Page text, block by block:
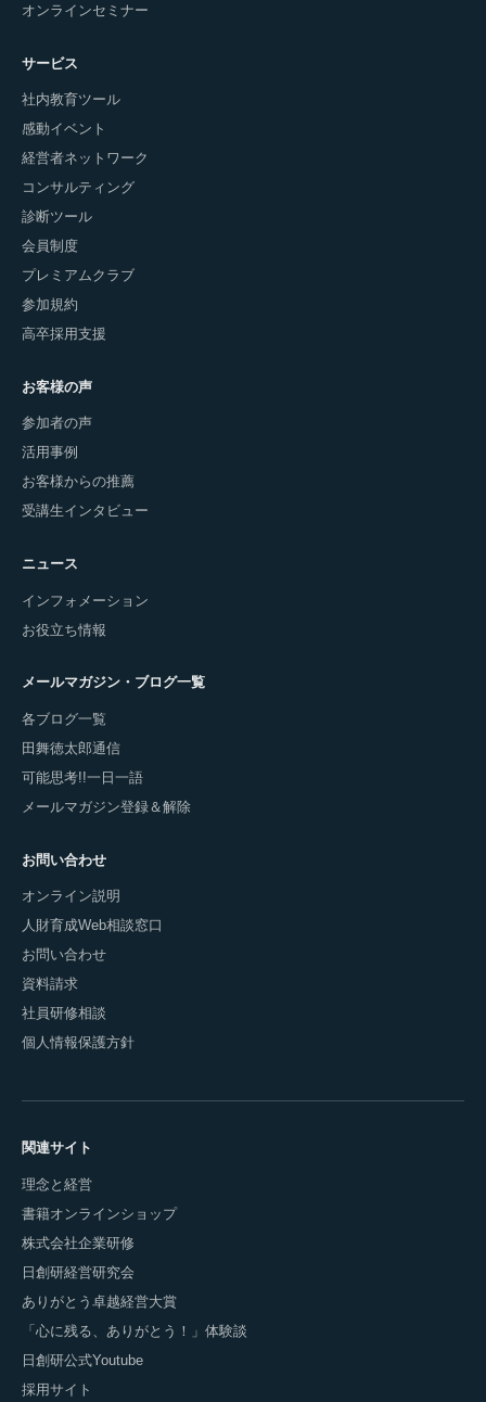
オンラインセミナー
サービス
社内教育ツール
感動イベント
経営者ネットワーク
コンサルティング
診断ツール
会員制度
プレミアムクラブ
参加規約
高卒採用支援
お客様の声
参加者の声
活用事例
お客様からの推薦
受講生インタビュー
ニュース
インフォメーション
お役立ち情報
メールマガジン・ブログ一覧
各ブログ一覧
田舞徳太郎通信
可能思考!!一日一語
メールマガジン登録＆解除
お問い合わせ
オンライン説明
人財育成Web相談窓口
お問い合わせ
資料請求
社員研修相談
個人情報保護方針
関連サイト
理念と経営
書籍オンラインショップ
株式会社企業研修
日創研経営研究会
ありがとう卓越経営大賞
「心に残る、ありがとう！」体験談
日創研公式Youtube
採用サイト